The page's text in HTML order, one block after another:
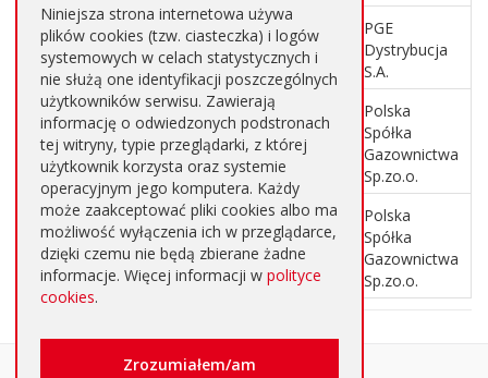
3
BiA.6743.402.2020.MS 25.05.2020
PGE
Dystrybucja
S.A.
2
BiA.6743.419.2020.KJ 28.05.2020
Polska
Spółka
Gazownictwa
Sp.zo.o.
1
BiA.6743.418.2020.MK 28.05.2020
Polska
Spółka
Gazownictwa
Sp.zo.o.
Oglądalność
Niniejsza strona internetowa używa
plików cookies (tzw. ciasteczka) i logów
systemowych w celach statystycznych i
nie służą one identyfikacji poszczególnych
użytkowników serwisu. Zawierają
informację o odwiedzonych podstronach
tej witryny, typie przeglądarki, z której
użytkownik korzysta oraz systemie
operacyjnym jego komputera. Każdy
może zaakceptować pliki cookies albo ma
możliwość wyłączenia ich w przeglądarce,
dzięki czemu nie będą zbierane żadne
informacje. Więcej informacji w polityce
cookies.
Zrozumiałem/am